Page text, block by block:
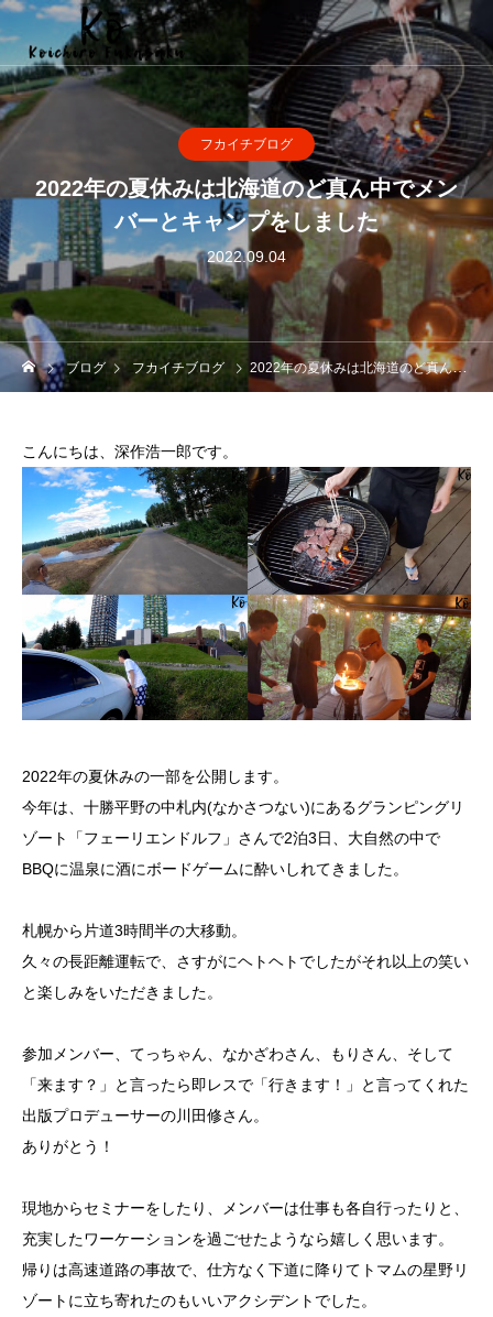
フカイチブログ
2022年の夏休みは北海道のど真ん中でメン
バーとキャンプをしました
2022.09.04
ブログ フカイチブログ 2022年の夏休みは北海道のど真ん中でメンバーとキャンプをしました
こんにちは、深作浩一郎です。
2022年の夏休みの一部を公開します。
今年は、十勝平野の中札内(なかさつない)にあるグランピングリ
ゾート「フェーリエンドルフ」さんで2泊3日、大自然の中で
BBQに温泉に酒にボードゲームに酔いしれてきました。
札幌から片道3時間半の大移動。
久々の長距離運転で、さすがにヘトヘトでしたがそれ以上の笑い
と楽しみをいただきました。
参加メンバー、てっちゃん、なかざわさん、もりさん、そして
「来ます？」と言ったら即レスで「行きます！」と言ってくれた
出版プロデューサーの川田修さん。
ありがとう！
現地からセミナーをしたり、メンバーは仕事も各自行ったりと、
充実したワーケーションを過ごせたようなら嬉しく思います。
帰りは高速道路の事故で、仕方なく下道に降りてトマムの星野リ
ゾートに立ち寄れたのもいいアクシデントでした。